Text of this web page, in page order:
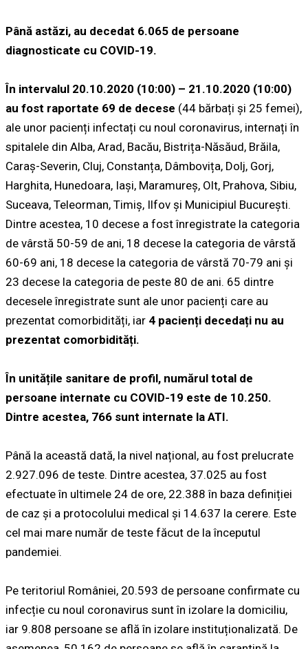
Până astăzi, au decedat 6.065 de persoane
diagnosticate cu COVID-19.
În intervalul 20.10.2020 (10:00) – 21.10.2020 (10:00)
au fost raportate 69 de decese (44 bărbați și 25 femei),
ale unor pacienți infectați cu noul coronavirus, internați în
spitalele din Alba, Arad, Bacău, Bistrița-Năsăud, Brăila,
Caraș-Severin, Cluj, Constanța, Dâmbovița, Dolj, Gorj,
Harghita, Hunedoara, Iași, Maramureș, Olt, Prahova, Sibiu,
Suceava, Teleorman, Timiș, Ilfov și Municipiul București.
Dintre acestea, 10 decese a fost înregistrate la categoria
de vârstă 50-59 de ani, 18 decese la categoria de vârstă
60-69 ani, 18 decese la categoria de vârstă 70-79 ani și
23 decese la categoria de peste 80 de ani. 65 dintre
decesele înregistrate sunt ale unor pacienți care au
prezentat comorbidități, iar 4 pacienți decedați nu au
prezentat comorbidități.
În unitățile sanitare de profil, numărul total de
persoane internate cu COVID-19 este de 10.250.
Dintre acestea, 766 sunt internate la ATI.
Până la această dată, la nivel național, au fost prelucrate
2.927.096 de teste. Dintre acestea, 37.025 au fost
efectuate în ultimele 24 de ore, 22.388 în baza definiției
de caz și a protocolului medical și 14.637 la cerere. Este
cel mai mare număr de teste făcut de la începutul
pandemiei.
Pe teritoriul României, 20.593 de persoane confirmate cu
infecție cu noul coronavirus sunt în izolare la domiciliu,
iar 9.808 persoane se află în izolare instituționalizată. De